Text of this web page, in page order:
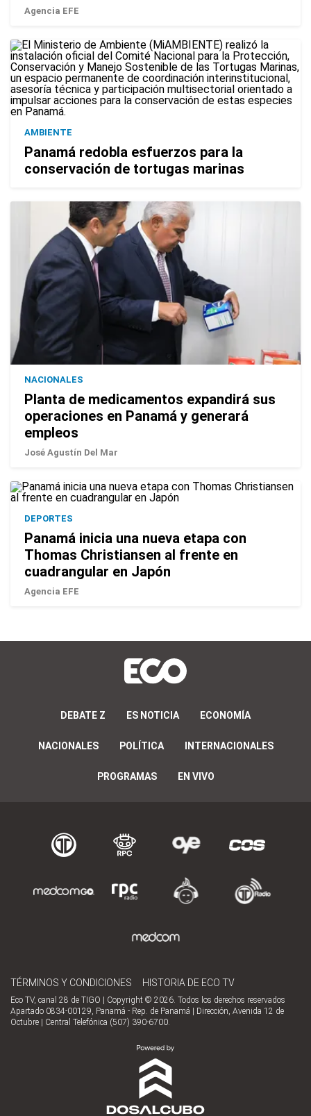
Agencia EFE
AMBIENTE
Panamá redobla esfuerzos para la
conservación de tortugas marinas
NACIONALES
Planta de medicamentos expandirá sus
operaciones en Panamá y generará
empleos
José Agustín Del Mar
DEPORTES
Panamá inicia una nueva etapa con
Thomas Christiansen al frente en
cuadrangular en Japón
Agencia EFE
DEBATE Z ES NOTICIA ECONOMÍA
NACIONALES POLÍTICA INTERNACIONALES
PROGRAMAS EN VIVO
TÉRMINOS Y CONDICIONES HISTORIA DE ECO TV
Eco TV, canal 28 de TIGO | Copyright © 2026. Todos los derechos reservados
Apartado 0834-00129, Panamá - Rep. de Panamá | Dirección, Avenida 12 de
Octubre | Central Telefónica (507) 390-6700.